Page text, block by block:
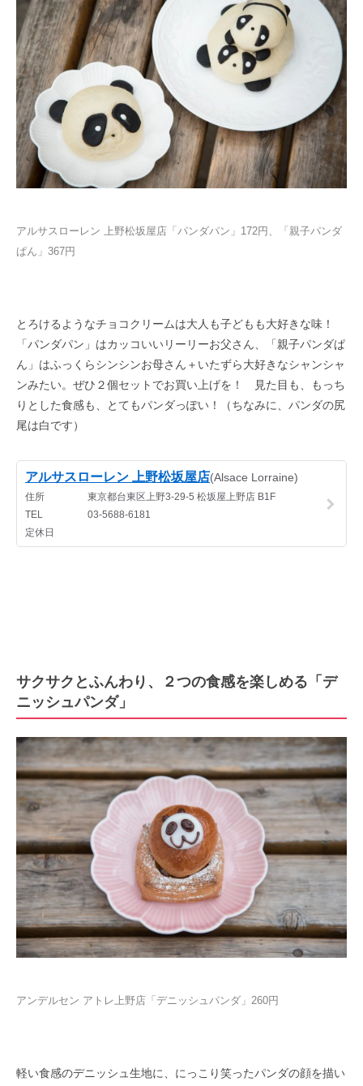
アルサスローレン 上野松坂屋店「パンダパン」172円、「親子パンダ
ぱん」367円
とろけるようなチョコクリームは大人も子どもも大好きな味！
「パンダパン」はカッコいいリーリーお父さん、「親子パンダぱ
ん」はふっくらシンシンお母さん＋いたずら大好きなシャンシャ
ンみたい。ぜひ２個セットでお買い上げを！ 見た目も、もっち
りとした食感も、とてもパンダっぽい！（ちなみに、パンダの尻
尾は白です）
サクサクとふんわり、２つの食感を楽しめる「デ
ニッシュパンダ」
アンデルセン アトレ上野店「デニッシュパンダ」260円
軽い食感のデニッシュ生地に、にっこり笑ったパンダの顔を描い